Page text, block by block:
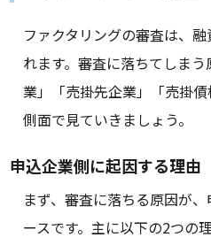
ファクタリングの審査は、
れます。審査に落ちてしま
業」「売掛先企業」「売掛
側面で見ていきましょう。
申込企業側に起因する理由
まず、審査に落ちる原因が
ースです。主に以下の2つの